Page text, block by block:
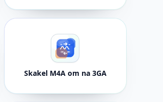
Skakel M4A om na 3GA